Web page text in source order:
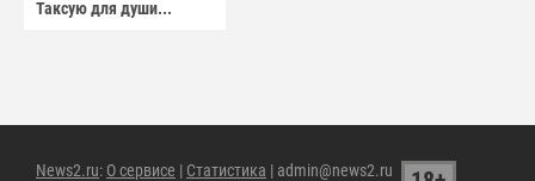
Таксую для души...
News2.ru: О сервисе | Статистика | admin@news2.ru